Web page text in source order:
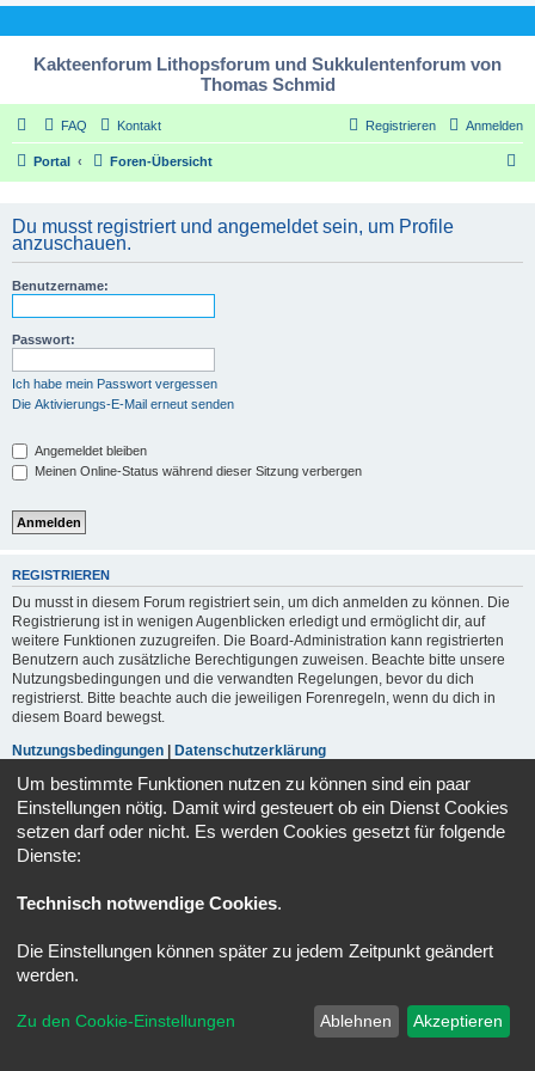
Kakteenforum Lithopsforum und Sukkulentenforum von
Thomas Schmid
FAQ Kontakt Anmelden
Registrieren
Portal Foren-Übersicht
Du musst registriert und angemeldet sein, um Profile
anzuschauen.
Benutzername:
Passwort:
Ich habe mein Passwort vergessen
Die Aktivierungs-E-Mail erneut senden
Angemeldet bleiben
Meinen Online-Status während dieser Sitzung verbergen
REGISTRIEREN
Du musst in diesem Forum registriert sein, um dich anmelden zu können. Die
Registrierung ist in wenigen Augenblicken erledigt und ermöglicht dir, auf
weitere Funktionen zuzugreifen. Die Board-Administration kann registrierten
Benutzern auch zusätzliche Berechtigungen zuweisen. Beachte bitte unsere
Nutzungsbedingungen und die verwandten Regelungen, bevor du dich
registrierst. Bitte beachte auch die jeweiligen Forenregeln, wenn du dich in
diesem Board bewegst.
Nutzungsbedingungen
Datenschutzerklärung
Registrieren
Powered byphpBB ® Forum Software © phpBB Limited
Datenschutz|Nutzungsbedingungen
Um bestimmte Funktionen nutzen zu können sind ein paar
Einstellungen nötig. Damit wird gesteuert ob ein Dienst Cookies
setzen darf oder nicht. Es werden Cookies gesetzt für folgende
Dienste:
Technisch notwendige Cookies.
Die Einstellungen können später zu jedem Zeitpunkt geändert
werden.
Zu den Cookie-Einstellungen Ablehnen Akzeptieren